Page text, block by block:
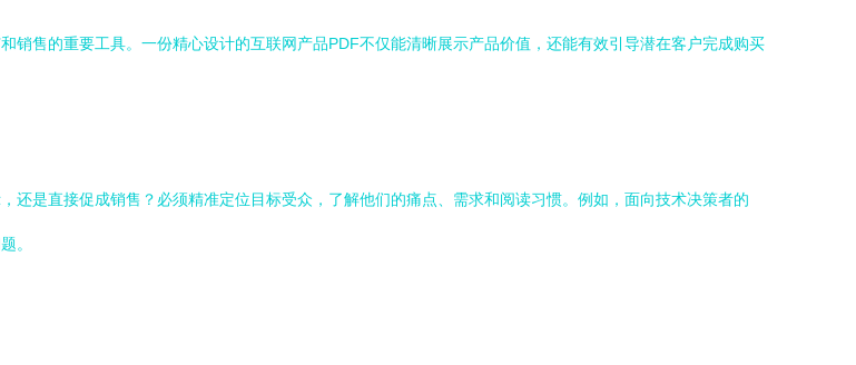
销售的重要工具。一份精心设计的互联网产品PDF不仅能清晰展示产品价值，还能有效引导潜在客户完成购买
是直接促成销售？必须精准定位目标受众，了解他们的痛点、需求和阅读习惯。例如，面向技术决策者的
。